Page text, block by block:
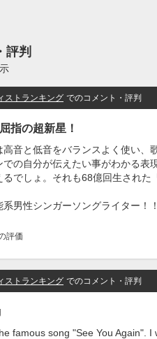
評判
ストランキング でのコメント・評判
指の超新星！
高音と低音をバランスよく使い、
での自分が伝えたい事がわかる表
るでしょ。それも68億回生され
系男性シンガーソングライター！
評価
ストランキング でのコメント・評判
famous song "See You Again".